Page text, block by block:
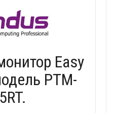
Easy
PTM-